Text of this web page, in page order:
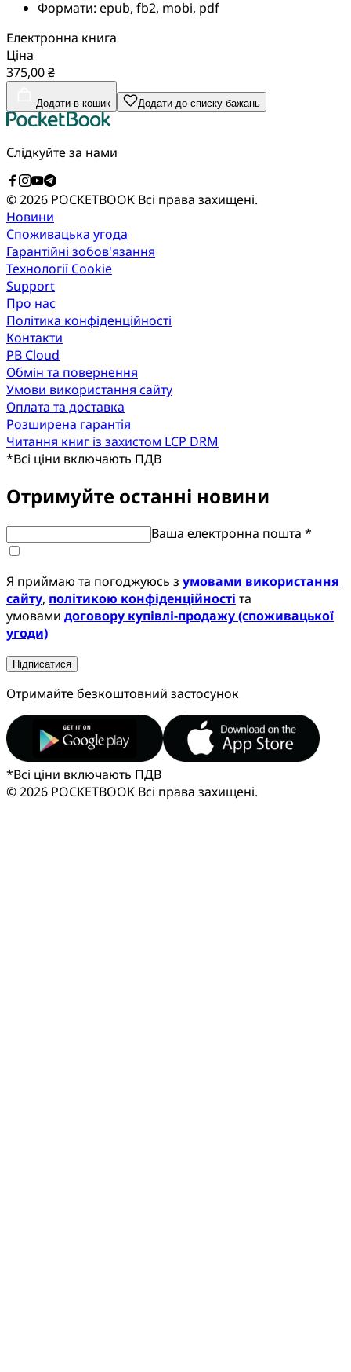
Формати: epub, fb2, mobi, pdf
Електронна книга
Ціна
375,00 ₴
Додати в кошик Додати до списку бажань
Слідкуйте за нами
© 2026 POCKETBOOK Всі права захищені.
Новини
Споживацька угода
Гарантійні зобов'язання
Технології Cookie
Support
Про нас
Політика конфіденційності
Контакти
PB Cloud
Обмін та повернення
Умови використання сайту
Оплата та доставка
Розширена гарантія
Читання книг із захистом LCP DRM
*Всі ціни включають ПДВ
Отримуйте останні новини
Ваша електронна пошта *
Я приймаю та погоджуюсь з умовами використання
сайту, політикою конфіденційності та
умовами договору купівлі-продажу (споживацької
угоди)
Підписатися
Отримайте безкоштовний застосунок
*Всі ціни включають ПДВ
© 2026 POCKETBOOK Всі права захищені.